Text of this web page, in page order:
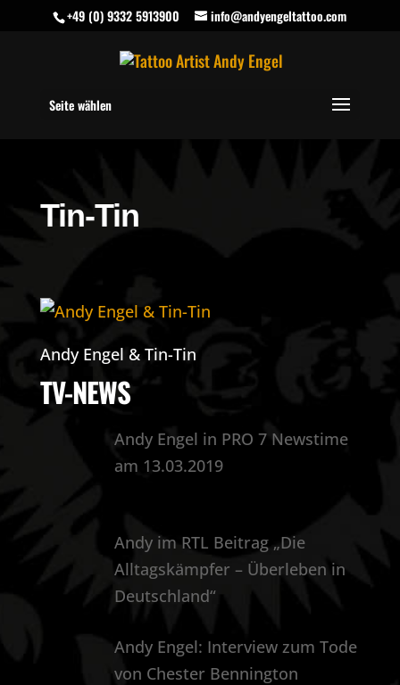
+49 (0) 9332 5913900 info@andyengeltattoo.com
Seite wählen
Tin-Tin
Andy Engel & Tin-Tin
TV-NEWS
Andy Engel in PRO 7 Newstime
am 13.03.2019
Andy im RTL Beitrag „Die
Alltagskämpfer – Überleben in
Deutschland“
Andy Engel: Interview zum Tode
von Chester Bennington